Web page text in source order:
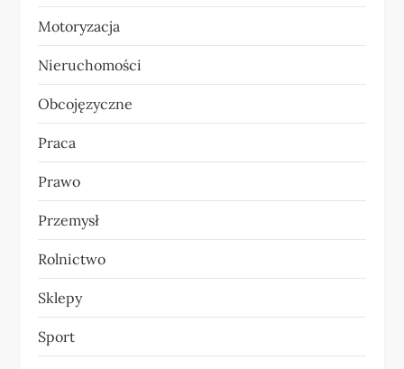
Motoryzacja
Nieruchomości
Obcojęzyczne
Praca
Prawo
Przemysł
Rolnictwo
Sklepy
Sport